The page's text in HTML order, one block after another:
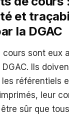
et
la DGAC
cours sont eux
Ils
référentiels
leur
sûr que